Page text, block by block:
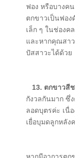
ฟอง หรือบางค
ตกขาวเป็นฟอง
เล็ก ๆ ในช่องค
และหากคุณสาว
ปัส
13. ตกขาวสี
กังวลกันมาก ซึ่
ลอดบุตรค่ะ เนื่
เยื่อบุม
หากมีอาการตก